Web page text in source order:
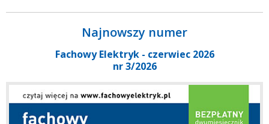
Najnowszy numer
Fachowy Elektryk - czerwiec 2026
nr 3/2026